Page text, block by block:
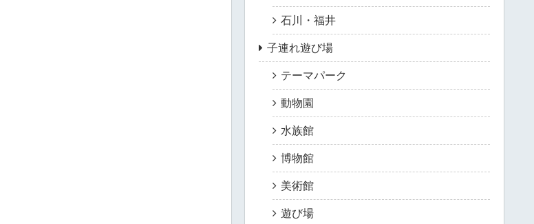
石川・福井
子連れ遊び場
テーマパーク
動物園
水族館
博物館
美術館
遊び場